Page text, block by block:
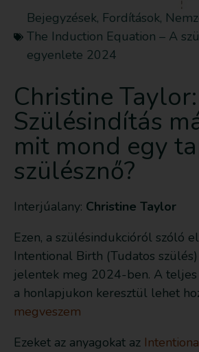
Bejegyzések, Fordítások,
The Induction Equation – A
egyenlete 2024
Christine Taylor:
Szülésindítás
mit mond egy
szülésznő?
Interjúalany: Christine Taylor
Ezen, a szülésindukcióról szóló
Intentional Birth (Tudatos
jelentek meg 2024-ben. A teljes
a honlapjukon keresztül lehet
megveszem
Ezeket az anyagokat az